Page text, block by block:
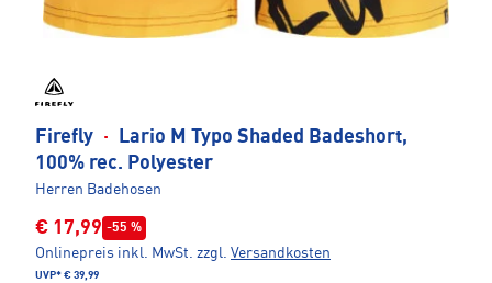
Firefly ·
Lario M Typo Shaded Badeshort,
100% rec. Polyester
Herren Badehosen
€ 17,99 -55 %
Onlinepreis inkl. MwSt. zzgl. Versandkosten
UVP* € 39,99